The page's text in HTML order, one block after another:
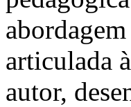
articulada
autor,